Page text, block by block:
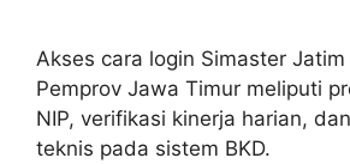
Akses cara login Simaster
Pemprov Jawa Timur meliputi
NIP, verifikasi kinerja harian,
teknis pada sistem BKD.